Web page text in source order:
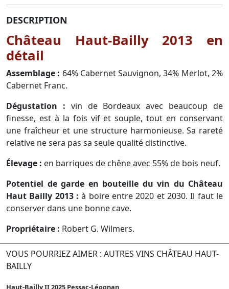
DESCRIPTION
Château Haut-Bailly 2013 en
détail
Assemblage : 64% Cabernet Sauvignon, 34% Merlot, 2%
Cabernet Franc.
Dégustation : vin de Bordeaux avec beaucoup de
finesse, est à la fois vif et souple, tout en conservant
une fraîcheur et une structure harmonieuse. Sa rareté
relative ne sera pas sa seule qualité distinctive.
Élevage : en barriques de chêne avec 55% de bois neuf.
Potentiel de garde en bouteille du vin du Château
Haut Bailly 2013 : à boire entre 2020 et 2030. Il faut le
conserver dans une bonne cave.
Propriétaire : Robert G. Wilmers.
VOUS POURRIEZ AIMER : AUTRES VINS CHÂTEAU HAUT-
BAILLY
Haut-Bailly II 2025 Pessac-Léognan